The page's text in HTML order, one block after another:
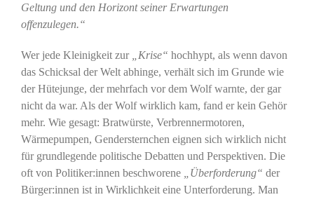
Geltung und den Horizont seiner Erwartungen
offenzulegen.“
Wer jede Kleinigkeit zur „Krise“ hochhypt, als wenn davon
das Schicksal der Welt abhinge, verhält sich im Grunde wie
der Hütejunge, der mehrfach vor dem Wolf warnte, der gar
nicht da war. Als der Wolf wirklich kam, fand er kein Gehör
mehr. Wie gesagt: Bratwürste, Verbrennermotoren,
Wärmepumpen, Gendersternchen eignen sich wirklich nicht
für grundlegende politische Debatten und Perspektiven. Die
oft von Politiker:innen beschworene
„Überforderung“ der
Bürger:innen ist in Wirklichkeit eine Unterforderung. Man